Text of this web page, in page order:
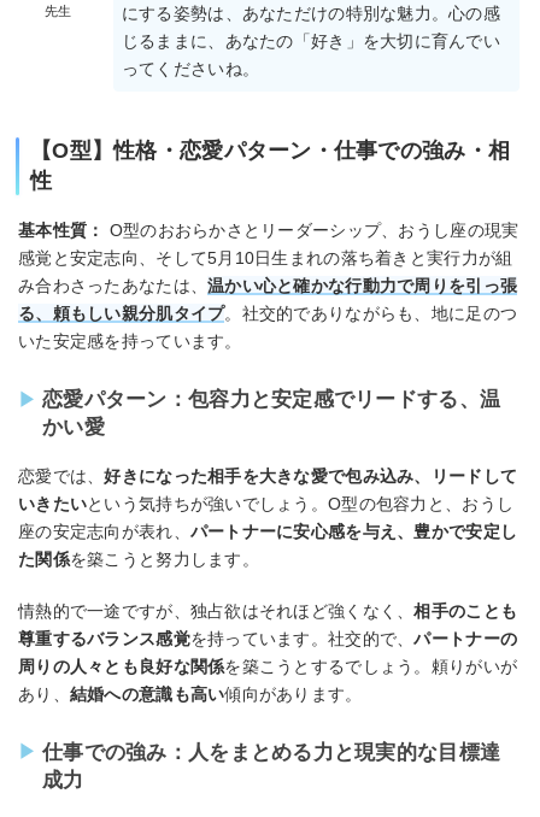
先生
にする姿勢は、あなただけの特別な魅力。心の感
じるままに、あなたの「好き」を大切に育んでい
ってくださいね。
【O型】性格・恋愛パターン・仕事での強み・相
性
基本性質：
O型のおおらかさとリーダーシップ、おうし座の現実
感覚と安定志向、そして5月10日生まれの落ち着きと実行力が組
み合わさったあなたは、温かい心と確かな行動力で周りを引っ張
る、頼もしい親分肌タイプ。社交的でありながらも、地に足のつ
いた安定感を持っています。
恋愛パターン：包容力と安定感でリードする、温
かい愛
恋愛では、好きになった相手を大きな愛で包み込み、リードして
いきたいという気持ちが強いでしょう。O型の包容力と、おうし
座の安定志向が表れ、 パートナーに安心感を与え、豊かで安定し
た関係を築こうと努力します。
情熱的で一途ですが、独占欲はそれほど強くなく、相手のことも
尊重するバランス感覚を持っています。社交的で、パートナーの
周りの人々とも良好な関係を築こうとするでしょう。頼りがいが
あり、 結婚への意識も高い傾向があります。
仕事での強み：人をまとめる力と現実的な目標達
成力